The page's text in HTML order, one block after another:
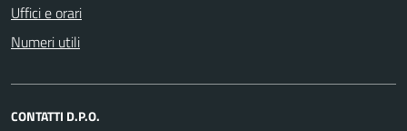
Uffici e orari
Numeri utili
CONTATTI D.P.O.